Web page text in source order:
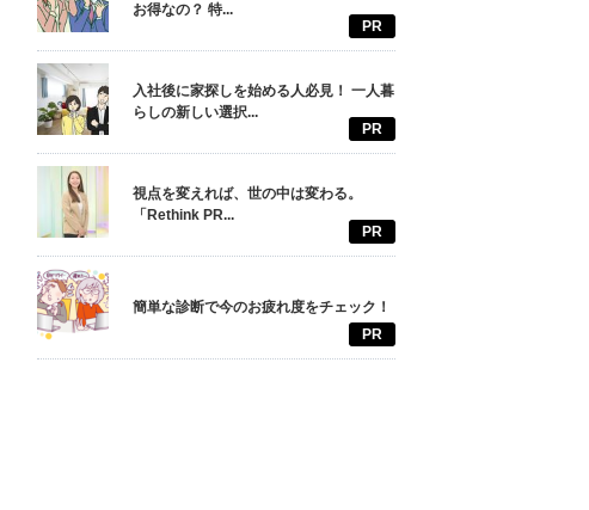
お得なの？ 特...
PR
入社後に家探しを始める人必見！ 一人暮
らしの新しい選択...
PR
視点を変えれば、世の中は変わる。
「Rethink PR...
PR
簡単な診断で今のお疲れ度をチェック！
PR